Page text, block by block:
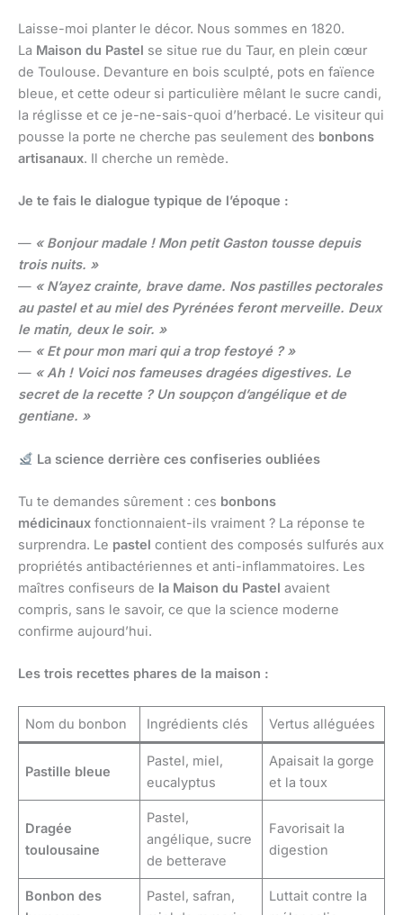
Laisse-moi planter le décor. Nous sommes en 1820.
La Maison du Pastel se situe rue du Taur, en plein cœur
de Toulouse. Devanture en bois sculpté, pots en faïence
bleue, et cette odeur si particulière mêlant le sucre candi,
la réglisse et ce je-ne-sais-quoi d’herbacé. Le visiteur qui
pousse la porte ne cherche pas seulement des bonbons
artisanaux. Il cherche un remède.
Je te fais le dialogue typique de l’époque :
— « Bonjour madale ! Mon petit Gaston tousse depuis
trois nuits. »
— « N’ayez crainte, brave dame. Nos pastilles pectorales
au pastel et au miel des Pyrénées feront merveille. Deux
le matin, deux le soir. »
— « Et pour mon mari qui a trop festoyé ? »
— « Ah ! Voici nos fameuses dragées digestives. Le
secret de la recette ? Un soupçon d’angélique et de
gentiane. »
La science derrière ces confiseries oubliées
Tu te demandes sûrement : ces bonbons
médicinaux fonctionnaient-ils vraiment ? La réponse te
surprendra. Le pastel contient des composés sulfurés aux
propriétés antibactériennes et anti-inflammatoires. Les
maîtres confiseurs de la Maison du Pastel avaient
compris, sans le savoir, ce que la science moderne
confirme aujourd’hui.
Les trois recettes phares de la maison :
Nom du bonbon Ingrédients clés Vertus alléguées
Pastille bleue
Pastel, miel,
eucalyptus
Apaisait la gorge
et la toux
Dragée
toulousaine
Pastel,
angélique, sucre
de betterave
Favorisait la
digestion
Bonbon des
Pastel, safran,
Luttait contre la